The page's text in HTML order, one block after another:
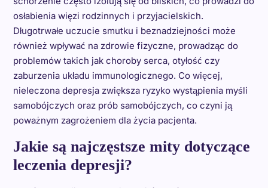
osłabienia więzi rodzinnych i przyjacielskich.
Długotrwałe uczucie smutku i beznadziejności może
również wpływać na zdrowie fizyczne, prowadząc do
problemów takich jak choroby serca, otyłość czy
zaburzenia układu immunologicznego. Co więcej,
nieleczona depresja zwiększa ryzyko wystąpienia myśli
samobójczych oraz prób samobójczych, co czyni ją
poważnym zagrożeniem dla życia pacjenta.
Jakie są najczęstsze mity dotyczące
leczenia depresji?